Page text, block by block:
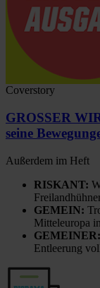
Coverstory
GROSSER
seine
Außerdem im Heft
RISKANT:
GEMEIN:
Mitteleuropa
GEMEINER:
Entleerung